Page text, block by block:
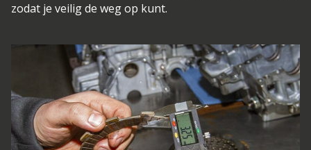
zodat je veilig de weg op kunt.